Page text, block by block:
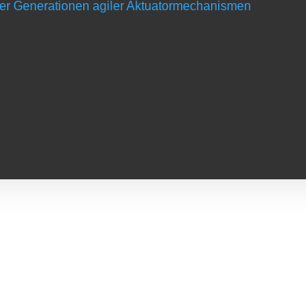
Generationen agiler Aktuatormechanismen